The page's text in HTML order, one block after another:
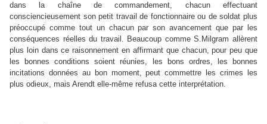
dans la chaîne de commandement, chacun effectuant
consciencieusement son petit travail de fonctionnaire ou de soldat plus
préoccupé comme tout un chacun par son avancement que par les
conséquences réelles du travail. Beaucoup comme S.Milgram allèrent
plus loin dans ce raisonnement en affirmant que chacun, pour peu que
les bonnes conditions soient réunies, les bons ordres, les bonnes
incitations données au bon moment, peut commettre les crimes les
plus odieux, mais Arendt elle-même refusa cette interprétation.